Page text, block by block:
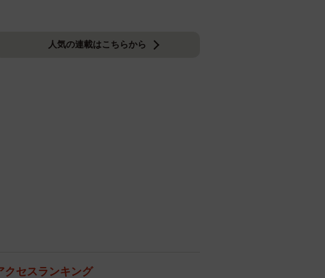
人気の連載はこちらから
クセスランキング